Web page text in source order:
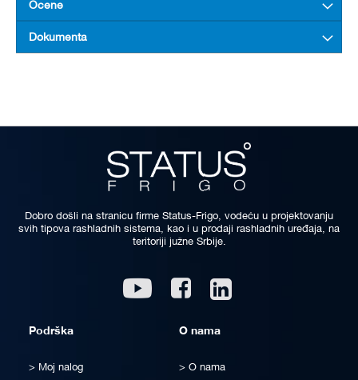
Ocene
Dokumenta
Dobro došli na stranicu firme Status-Frigo, vodeću u projektovanju
svih tipova rashladnih sistema, kao i u prodaji rashladnih uređaja, na
teritoriji južne Srbije.
Youtube Facebook
Podrška
Moj nalog
O nama
O nama